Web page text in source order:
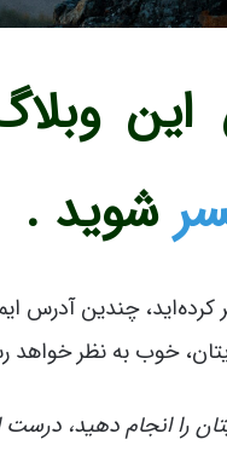
شوید .
چندین آدرس
خوب به نظر خواهد
را انجام دهید،